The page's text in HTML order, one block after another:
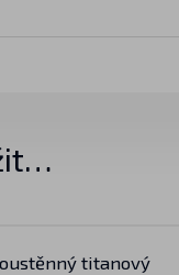
titanový